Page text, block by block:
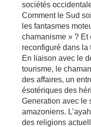
sociétés
Comment le Sud
les fantasmes
chamanisme » ? Et
reconfiguré dans la
En liaison avec le
tourisme, le
des affaires, un
ésotériques des
Generation avec le
amazoniens.
des religions